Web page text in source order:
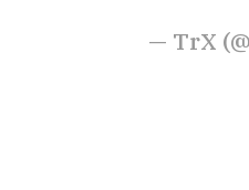
— TrX